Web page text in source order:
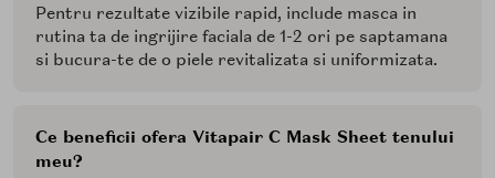
Pentru rezultate vizibile rapid, include masca in
rutina ta de ingrijire faciala de 1-2 ori pe saptamana
si bucura-te de o piele revitalizata si uniformizata.
Ce beneficii ofera Vitapair C Mask Sheet tenului
meu?